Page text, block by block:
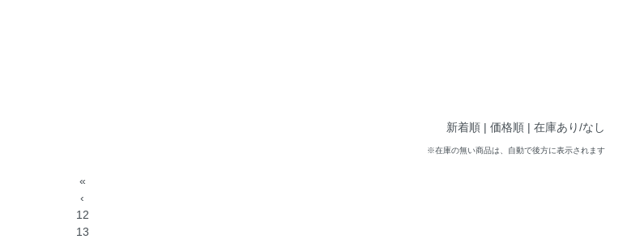
新着順 |価格順 |在庫あり/なし
※在庫の無い商品は、自動で後方に表示されます
«
‹
12
13